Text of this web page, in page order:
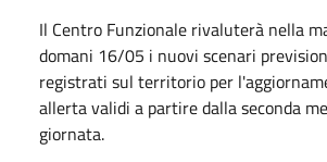
Il Centro Funzionale rivaluterà nella
domani 16/05 i nuovi scenari
registrati sul territorio per
allerta validi a partire dalla seconda
giornata.